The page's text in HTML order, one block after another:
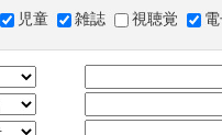
児童 雑誌 視聴覚